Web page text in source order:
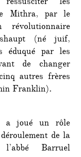
Mithra, par le
révolutionnaire
(né juif,
éduqué par les
de changer
autres frères
Franklin).
a joué un rôle
de la
Barruel